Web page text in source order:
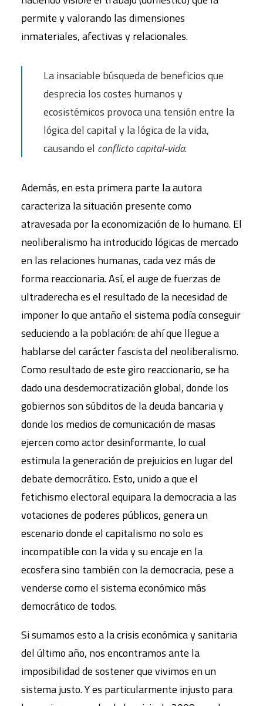
permite y valorando las dimensiones
inmateriales, afectivas y relacionales.
La insaciable búsqueda de beneficios que
desprecia los costes humanos y
ecosistémicos provoca una tensión entre la
lógica del capital y la lógica de la vida,
causando el conflicto capital-vida.
Además, en esta primera parte la autora
caracteriza la situación presente como
atravesada por la economización de lo humano. El
neoliberalismo ha introducido lógicas de mercado
en las relaciones humanas, cada vez más de
forma reaccionaria. Así, el auge de fuerzas de
ultraderecha es el resultado de la necesidad de
imponer lo que antaño el sistema podía conseguir
seduciendo a la población: de ahí que llegue a
hablarse del carácter fascista del neoliberalismo.
Como resultado de este giro reaccionario, se ha
dado una desdemocratización global, donde los
gobiernos son súbditos de la deuda bancaria y
donde los medios de comunicación de masas
ejercen como actor desinformante, lo cual
estimula la generación de prejuicios en lugar del
debate democrático. Esto, unido a que el
fetichismo electoral equipara la democracia a las
votaciones de poderes públicos, genera un
escenario donde el capitalismo no solo es
incompatible con la vida y su encaje en la
ecosfera sino también con la democracia, pese a
venderse como el sistema económico más
democrático de todos.
Si sumamos esto a la crisis económica y sanitaria
del último año, nos encontramos ante la
imposibilidad de sostener que vivimos en un
sistema justo. Y es particularmente injusto para